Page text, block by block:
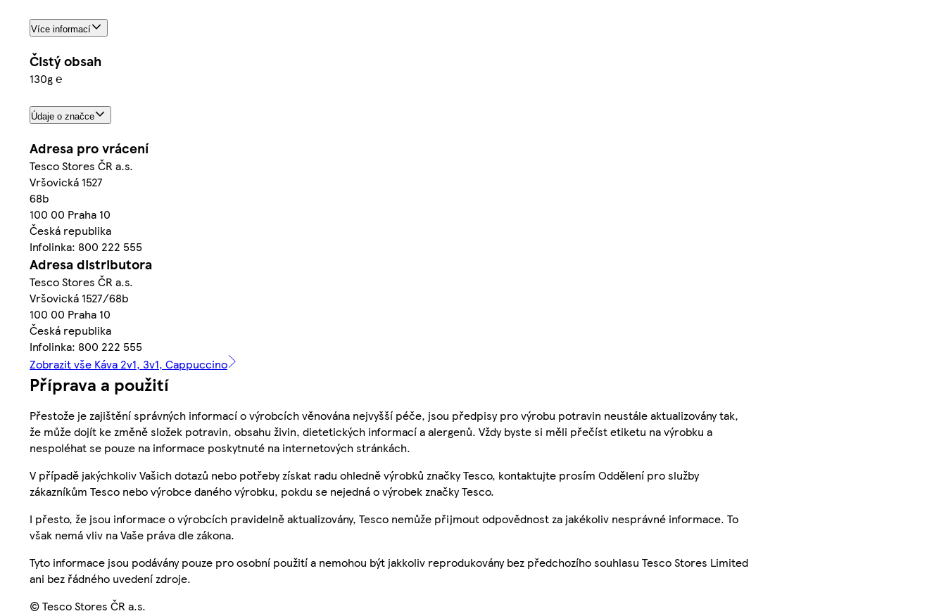
Více informací
Čistý obsah
130g ℮
Údaje o značce
Adresa pro vrácení
Tesco Stores ČR a.s.
Vršovická 1527
68b
100 00 Praha 10
Česká republika
Infolinka: 800 222 555
Adresa distributora
Tesco Stores ČR a.s.
Vršovická 1527/68b
100 00 Praha 10
Česká republika
Infolinka: 800 222 555
Zobrazit vše Káva 2v1, 3v1, Cappuccino
Příprava a použití
Přestože je zajištění správných informací o výrobcích věnována nejvyšší péče, jsou předpisy pro výrobu potravin neustále aktualizovány tak,
že může dojít ke změně složek potravin, obsahu živin, dietetických informací a alergenů. Vždy byste si měli přečíst etiketu na výrobku a
nespoléhat se pouze na informace poskytnuté na internetových stránkách.
V případě jakýchkoliv Vašich dotazů nebo potřeby získat radu ohledně výrobků značky Tesco, kontaktujte prosím Oddělení pro služby
zákazníkům Tesco nebo výrobce daného výrobku, pokdu se nejedná o výrobek značky Tesco.
I přesto, že jsou informace o výrobcích pravidelně aktualizovány, Tesco nemůže přijmout odpovědnost za jakékoliv nesprávné informace. To
však nemá vliv na Vaše práva dle zákona.
Tyto informace jsou podávány pouze pro osobní použití a nemohou být jakkoliv reprodukovány bez předchozího souhlasu Tesco Stores Limited
ani bez řádného uvedení zdroje.
© Tesco Stores ČR a.s.